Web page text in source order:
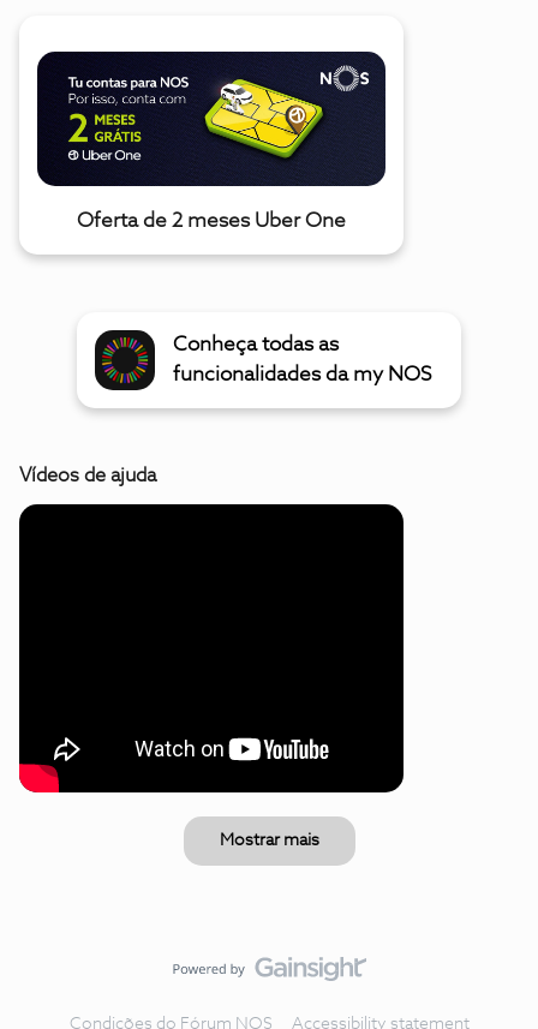
Oferta de 2 meses Uber One
Conheça todas as
funcionalidades da my NOS
Vídeos de ajuda
Mostrar mais
Condições do Fórum NOS Accessibility statement